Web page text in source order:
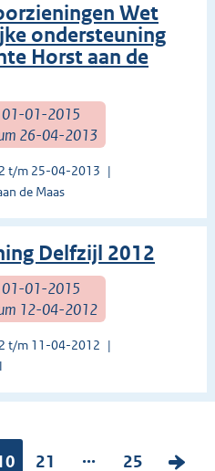
Wet
ondersteuning
Horst aan de
01-01-2015
26-04-2013
t/m 25-04-2013
de Maas
Delfzijl 2012
01-01-2015
12-04-2012
t/m 11-04-2012
P
21
...
P
25
V